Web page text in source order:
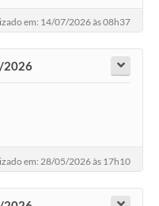
em: 14/07/2026 às 08h37
2026
em: 28/05/2026 às 17h10